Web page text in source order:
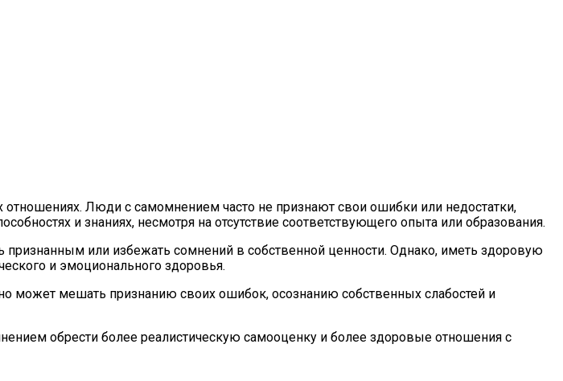
Люди с самомнением часто не признают свои ошибки или недостатки,
и знаниях, несмотря на отсутствие соответствующего опыта или образования.
или избежать сомнений в собственной ценности. Однако, иметь здоровую
и эмоционального здоровья.
может мешать признанию своих ошибок, осознанию собственных слабостей и
обрести более реалистическую самооценку и более здоровые отношения с